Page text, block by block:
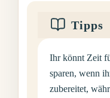
Tipps
Ihr könnt Zeit
sparen, wenn
zubereitet,